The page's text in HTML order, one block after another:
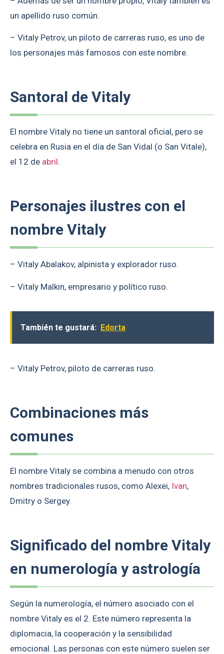
un apellido ruso común.
– Vitaly Petrov, un piloto de carreras ruso, es uno de
los personajes más famosos con este nombre.
Santoral de Vitaly
El nombre Vitaly no tiene un santoral oficial, pero se
celebra en Rusia en el día de San Vidal (o San Vitale),
el 12 de abril.
Personajes ilustres con el
nombre Vitaly
– Vitaly Abalakov, alpinista y explorador ruso.
– Vitaly Malkin, empresario y político ruso.
También te gustará: Edorta
– Vitaly Petrov, piloto de carreras ruso.
Combinaciones más
comunes
El nombre Vitaly se combina a menudo con otros
nombres tradicionales rusos, como Alexei, Ivan,
Dmitry o Sergey.
Significado del nombre Vitaly
en numerología y astrología
Según la numerología, el número asociado con el
nombre Vitaly es el 2. Este número representa la
diplomacia, la cooperación y la sensibilidad
emocional. Las personas con este número suelen ser